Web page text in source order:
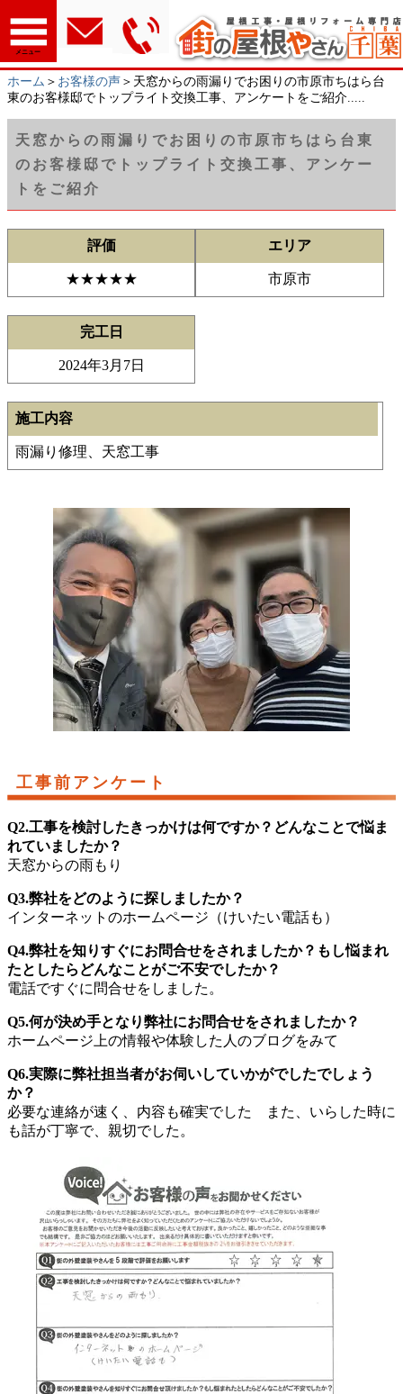
メニュー
ホーム ＞ お客様の声 ＞天窓からの雨漏りでお困りの市原市ちはら台
東のお客様邸でトップライト交換工事、アンケートをご紹介.....
天窓からの雨漏りでお困りの市原市ちはら台東
のお客様邸でトップライト交換工事、アンケー
トをご紹介
評価
★★★★★
エリア
市原市
完工日
2024年3月7日
施工内容
雨漏り修理、天窓工事
工事前アンケート
Q2.工事を検討したきっかけは何ですか？どんなことで悩ま
れていましたか？
天窓からの雨もり
Q3.弊社をどのように探しましたか？
インターネットのホームページ（けいたい電話も）
Q4.弊社を知りすぐにお問合せをされましたか？もし悩まれ
たとしたらどんなことがご不安でしたか？
電話ですぐに問合せをしました。
Q5.何が決め手となり弊社にお問合せをされましたか？
ホームページ上の情報や体験した人のブログをみて
Q6.実際に弊社担当者がお伺いしていかがでしたでしょう
か？
必要な連絡が速く、内容も確実でした また、いらした時に
も話が丁寧で、親切でした。